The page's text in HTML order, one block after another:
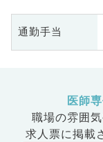
通勤手当
医師
職場の雰囲気
求人票に掲載